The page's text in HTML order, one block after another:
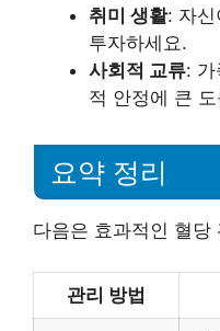
취미 생활: 자신
투자하세요.
사회적 교류: 가
적 안정에 큰
요약 정리
다음은 효과적인 혈당
관리 방법